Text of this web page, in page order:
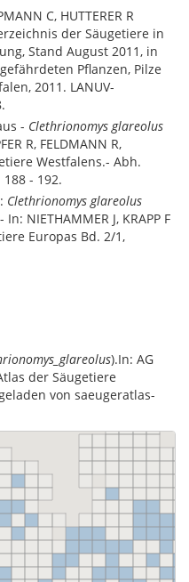
C, HUTTERER R
der Säugetiere in
Stand August 2011, in
Pflanzen, Pilze
2011. LANUV-
- Clethrionomys glareolus
R, FELDMANN R,
Westfalens.- Abh.
- 192.
Clethrionomys glareolus
NIETHAMMER J, KRAPP F
Europas Bd. 2/1,
).In: AG
der Säugetiere
von saeugeratlas-